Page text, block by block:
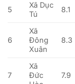
5
Xã Dục
Tú
8.1
6
Xã
Đông
Xuân
8.3
7
Xã
Đức
7.9